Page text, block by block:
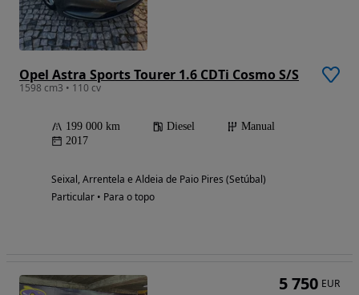
Opel Astra Sports Tourer 1.6 CDTi Cosmo S/S
1598 cm3 • 110 cv
199 000 km Diesel
Manual
2017
Seixal, Arrentela e Aldeia de Paio Pires (Setúbal)
Particular • Para o topo
5 750 EUR